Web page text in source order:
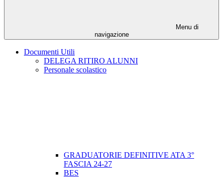
Menu di
navigazione
Documenti Utili
DELEGA RITIRO ALUNNI
Personale scolastico
GRADUATORIE DEFINITIVE ATA 3°
FASCIA 24-27
BES